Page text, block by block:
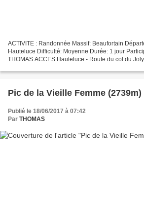
ACTIVITE : Randonnée Massif: Beaufortain
Hauteluce Difficulté: Moyenne Durée: 1 jour
THOMAS ACCES Hauteluce - Route du col du
Pic de la Vieille Femme
Publié le 18/06/2017 à 07:42
Par THOMAS